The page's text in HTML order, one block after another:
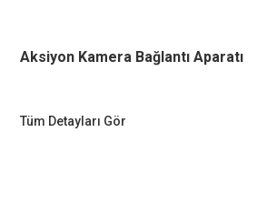
Aksiyon Kamera Bağlantı Aparatı
Tüm Detayları Gör